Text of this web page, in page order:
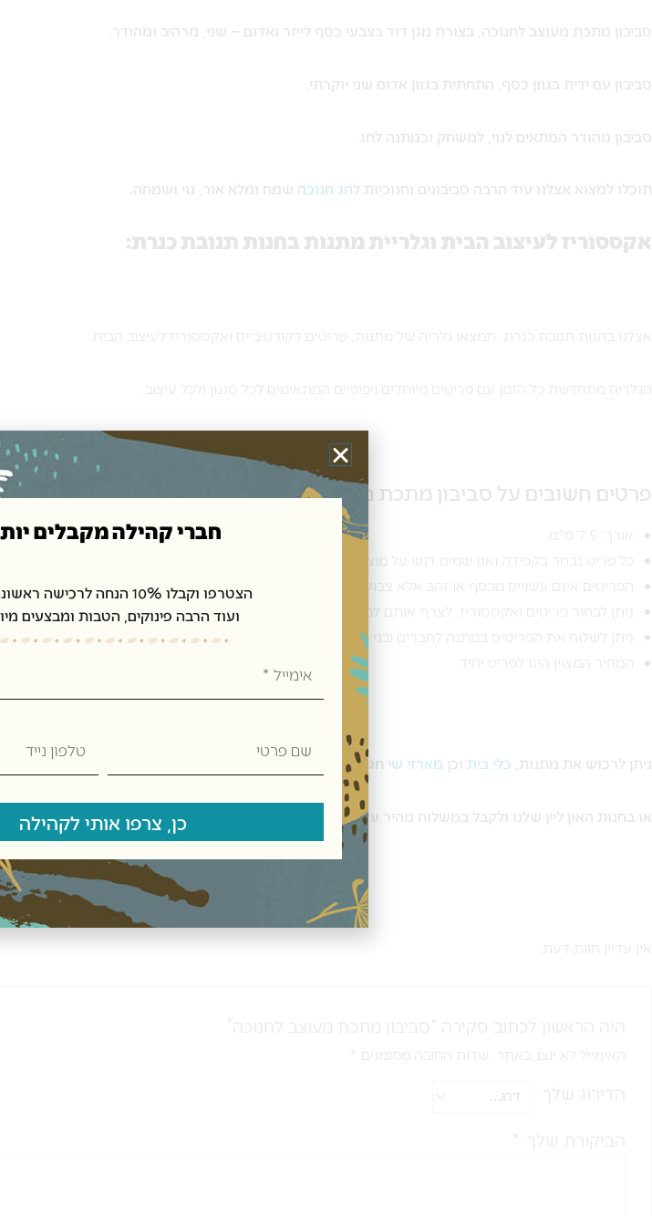
סביבון מתכת מעוצב לחנוכה, בצורת מגן דוד בצבעי כסף לייזר ואדום – שני, מרהיב ומהודר.
סביבון עם ידית בגוון כסף, התחתית בגוון אדום שני יוקרתי.
סביבון מהודר המתאים לנוי, למשחק וכמתנה לחג.
תוכלו למצוא אצלנו עוד הרבה סביבונים וחנוכיות לחג חנוכה שמח ומלא אור, נוי ושמחה.
אקססוריז לעיצוב הבית וגלריית מתנות בחנות תנובת כנרת:
אצלנו בחנות תנובת כנרת, תמצאו גלריה של מתנות, פריטים דקורטיביים ואקססוריז לעיצוב הבית.
הגלריה מתחדשת כל הזמן עם פריטים מיוחדים ויפיפיים המתאימים לכל סגנון ולכל עיצוב.
פרטים חשובים על סביבון מתכת מעוצב לחנוכה:
אורך: 7.5 ס"מ.
כל פריט נבחר בקפידה ואנו שמים דגש על מוצרים איכותיים ביותר.
הפריטים אינם עשויים מכסף או זהב אלא צבועים בגוונים אלו.
ניתן לבחור פריטים ואקססוריז, לצרף אותם למארזי שי בהתאמה אישית.
ניתן לשלוח את הפריטים במתנה לחברים ובני משפחה בכל רחבי הארץ.
המחיר המצוין הינו לפריט יחיד.
ניתן לרכוש את מתנות, כלי בית וכן מארזי שי חגיגיים בחנות תנובת כנרת בקיבוץ כנרת,
או בחנות האון ליין שלנו ולקבל במשלוח מהיר עד הבית.
אין עדיין חוות דעת.
היה הראשון לכתוב סקירה “סביבון מתכת מעוצב לחנוכה”
האימייל לא יוצג באתר. שדות החובה מסומנים *
הדירוג שלך
הביקורת שלך *
חברי קהילה מקבלים
הצטרפו וקבלו 10% הנחה לרכישה ראשונה באתר
ועוד הרבה פינוקים, הטבות ומבצעים
פרטי
נייד
כן, צרפו אותי לקהילה